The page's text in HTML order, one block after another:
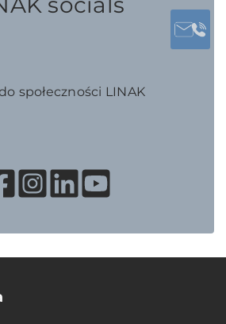
społeczności LINAK